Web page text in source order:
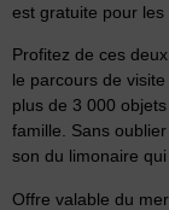
est gratuite pour
Profitez de ces
le parcours de
plus de 3 000
famille. Sans
son du limonaire
Offre valable du